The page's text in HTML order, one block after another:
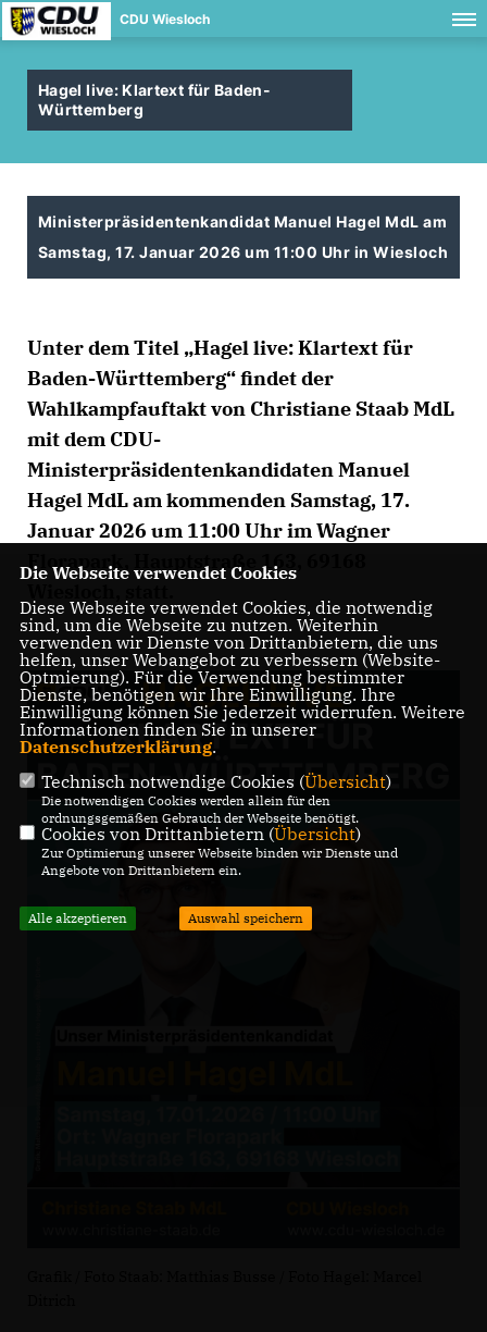
CDU Wiesloch
Hagel live: Klartext für Baden-
Württemberg
Ministerpräsidentenkandidat Manuel Hagel MdL am
Samstag, 17. Januar 2026 um 11:00 Uhr in Wiesloch
Unter dem Titel „Hagel live: Klartext für
Baden-Württemberg“ findet der
Wahlkampfauftakt von Christiane Staab MdL
mit dem CDU-
Ministerpräsidentenkandidaten Manuel
Hagel MdL am kommenden Samstag, 17.
Januar 2026 um 11:00 Uhr im Wagner
Florapark, Hauptstraße 163, 69168
Die Webseite verwendet Cookies
Diese Webseite verwendet Cookies, die notwendig
sind, um die Webseite zu nutzen. Weiterhin
verwenden wir Dienste von Drittanbietern, die uns
helfen, unser Webangebot zu verbessern (Website-
Optmierung). Für die Verwendung bestimmter
Dienste, benötigen wir Ihre Einwilligung. Ihre
Einwilligung können Sie jederzeit widerrufen. Weitere
Informationen finden Sie in unserer
Datenschutzerklärung.
Technisch notwendige Cookies (Übersicht)
Die notwendigen Cookies werden allein für den
ordnungsgemäßen Gebrauch der Webseite benötigt.
Cookies von Drittanbietern (Übersicht)
Zur Optimierung unserer Webseite binden wir Dienste und
Angebote von Drittanbietern ein.
Alle akzeptieren Auswahl speichern